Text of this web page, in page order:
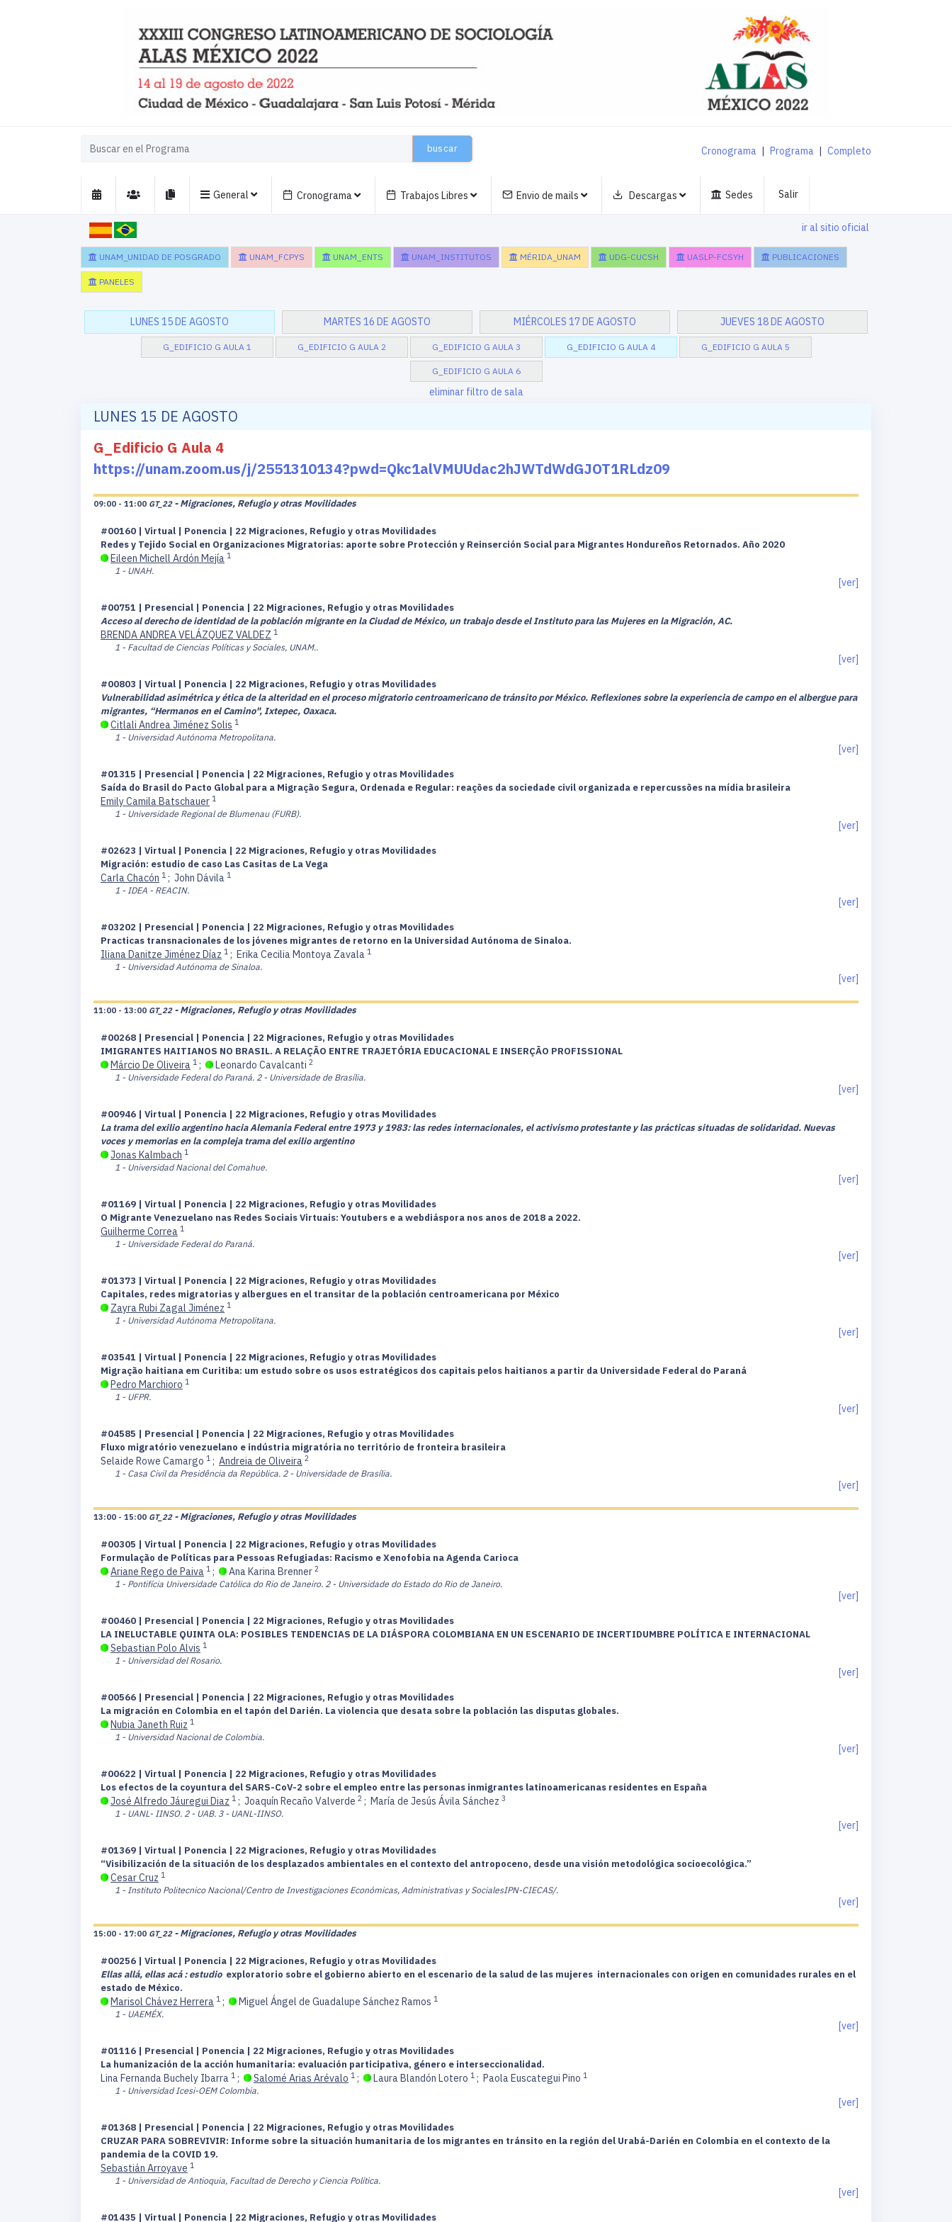
buscar Cronograma | Programa | Completo
General Cronograma Trabajos Libres Envio de mails Descargas Sedes Salir
ir al sitio oficial
UNAM_UNIDAD DE POSGRADO UNAM_FCPYS UNAM_ENTS UNAM_INSTITUTOS MÉRIDA_UNAM UDG-CUCSH UASLP-FCSYH PUBLICACIONES
PANELES
LUNES 15 DE AGOSTO MARTES 16 DE AGOSTO MIÉRCOLES 17 DE AGOSTO JUEVES 18 DE AGOSTO
G_EDIFICIO G AULA 1 G_EDIFICIO G AULA 2 G_EDIFICIO G AULA 3 G_EDIFICIO G AULA 4 G_EDIFICIO G AULA 5
G_EDIFICIO G AULA 6
eliminar filtro de sala
LUNES 15 DE AGOSTO
G_Edificio G Aula 4
https://unam.zoom.us/j/2551310134?pwd=Qkc1alVMUUdac2hJWTdWdGJOT1RLdz09
09:00 - 11:00 GT_22 - Migraciones, Refugio y otras Movilidades
#00160 | Virtual | Ponencia | 22 Migraciones, Refugio y otras Movilidades
Redes y Tejido Social en Organizaciones Migratorias: aporte sobre Protección y Reinserción Social para Migrantes Hondureños Retornados. Año 2020
Eileen Michell Ardón Mejía 1
1 - UNAH.
[ver]
#00751 | Presencial | Ponencia | 22 Migraciones, Refugio y otras Movilidades
Acceso al derecho de identidad de lapoblación migrante en la Ciudad de México, un trabajo desde el Instituto para las Mujeres en la Migración, AC.
BRENDA ANDREA VELÁZQUEZ VALDEZ 1
1 - Facultad de Ciencias Políticas y Sociales, UNAM..
[ver]
#00803 | Virtual | Ponencia | 22 Migraciones, Refugio y otras Movilidades
Vulnerabilidad asimétrica y ética de la alteridad en el proceso migratorio centroamericano de tránsito por México. Reflexiones sobre la experiencia de campo en el albergue para
migrantes, “Hermanos en el Camino", Ixtepec, Oaxaca.
Citlali Andrea Jiménez Solis 1
1 - Universidad Autónoma Metropolitana.
[ver]
#01315 | Presencial | Ponencia | 22 Migraciones, Refugio y otras Movilidades
Saída do Brasil do Pacto Global para a Migração Segura, Ordenada e Regular: reações da sociedade civil organizada e repercussões na mídia brasileira
Emily Camila Batschauer 1
1 - Universidade Regional de Blumenau (FURB).
[ver]
#02623 | Virtual | Ponencia | 22 Migraciones, Refugio y otras Movilidades
Migración: estudio de caso Las Casitas de La Vega
Carla Chacón 1 ; John Dávila 1
1 - IDEA - REACIN.
[ver]
#03202 | Presencial | Ponencia | 22 Migraciones, Refugio y otras Movilidades
Practicas transnacionales de los jóvenes migrantes de retorno en la Universidad Autónoma de Sinaloa.
Iliana Danitze Jiménez Díaz 1 ; Erika Cecilia Montoya Zavala 1
1 - Universidad Autónoma de Sinaloa.
[ver]
11:00 - 13:00 GT_22 - Migraciones, Refugio y otras Movilidades
#00268 | Presencial | Ponencia | 22 Migraciones, Refugio y otras Movilidades
IMIGRANTES HAITIANOS NO BRASIL. A RELAÇÃO ENTRE TRAJETÓRIA EDUCACIONAL E INSERÇÃO PROFISSIONAL
Márcio De Oliveira 1 ; Leonardo Cavalcanti 2
1 - Universidade Federal do Paraná. 2 - Universidade de Brasília.
[ver]
#00946 | Virtual | Ponencia | 22 Migraciones, Refugio y otras Movilidades
La trama del exilio argentino hacia Alemania Federal entre 1973 y 1983: las redes internacionales, el activismo protestante y las prácticas situadas de solidaridad. Nuevas
voces y memorias en la compleja trama del exilio argentino
Jonas Kalmbach 1
1 - Universidad Nacional del Comahue.
[ver]
#01169 | Virtual | Ponencia | 22 Migraciones, Refugio y otras Movilidades
O Migrante Venezuelano nas Redes Sociais Virtuais: Youtubers e a webdiáspora nos anos de 2018 a 2022.
Guilherme Correa 1
1 - Universidade Federal do Paraná.
[ver]
#01373 | Virtual | Ponencia | 22 Migraciones, Refugio y otras Movilidades
Capitales, redes migratorias y albergues en el transitar de la población centroamericana por México
Zayra Rubi Zagal Jiménez 1
1 - Universidad Autónoma Metropolitana.
[ver]
#03541 | Virtual | Ponencia | 22 Migraciones, Refugio y otras Movilidades
Migração haitiana em Curitiba: um estudo sobre os usos estratégicos dos capitais pelos haitianos a partir da Universidade Federal do Paraná
Pedro Marchioro 1
1 - UFPR.
[ver]
#04585 | Presencial | Ponencia | 22 Migraciones, Refugio y otras Movilidades
Fluxo migratório venezuelano e indústria migratória no território de fronteira brasileira
Selaide Rowe Camargo 1 ; Andreia de Oliveira 2
1 - Casa Civil da Presidência da República. 2 - Universidade de Brasília.
[ver]
13:00 - 15:00 GT_22 - Migraciones, Refugio y otras Movilidades
#00305 | Virtual | Ponencia | 22 Migraciones, Refugio y otras Movilidades
Formulação de Políticas para Pessoas Refugiadas: Racismo e Xenofobia na Agenda Carioca
Ariane Rego de Paiva 1 ; Ana Karina Brenner 2
1 - Pontifícia Universidade Católica do Rio de Janeiro. 2 - Universidade do Estado do Rio de Janeiro.
[ver]
#00460 | Presencial | Ponencia | 22 Migraciones, Refugio y otras Movilidades
LA INELUCTABLE QUINTA OLA: POSIBLES TENDENCIAS DE LA DIÁSPORA COLOMBIANA EN UN ESCENARIO DE INCERTIDUMBRE POLÍTICA E INTERNACIONAL
Sebastian Polo Alvis 1
1 - Universidad del Rosario.
[ver]
#00566 | Presencial | Ponencia | 22 Migraciones, Refugio y otras Movilidades
La migración en Colombia en el tapón del Darién. La violencia que desata sobre la población las disputas globales.
Nubia Janeth Ruiz 1
1 - Universidad Nacional de Colombia.
[ver]
#00622 | Virtual | Ponencia | 22 Migraciones, Refugio y otras Movilidades
Los efectos de la coyuntura del SARS-CoV-2 sobre el empleo entre las personas inmigrantes latinoamericanas residentes en España
José Alfredo Jáuregui Diaz 1 ; Joaquín Recaño Valverde 2 ; María de Jesús Ávila Sánchez 3
1 - UANL- IINSO. 2 - UAB. 3 - UANL-IINSO.
[ver]
#01369 | Virtual | Ponencia | 22 Migraciones, Refugio y otras Movilidades
“Visibilización de la situación de los desplazados ambientales en el contexto del antropoceno, desde una visión metodológica socioecológica.”
Cesar Cruz 1
1 - Instituto Politecnico Nacional/Centro de Investigaciones Económicas, Administrativas y SocialesIPN-CIECAS/.
[ver]
15:00 - 17:00 GT_22 - Migraciones, Refugio y otras Movilidades
#00256 | Virtual | Ponencia | 22 Migraciones, Refugio y otras Movilidades
Ellas allá, ellas acá : estudio exploratorio sobre el gobierno abierto en el escenario de la salud de las mujeres internacionales con origen en comunidades rurales en el
estado de México.
Marisol Chávez Herrera 1 ; Miguel Ángel de Guadalupe Sánchez Ramos 1
1 - UAEMÉX.
[ver]
#01116 | Presencial | Ponencia | 22 Migraciones, Refugio y otras Movilidades
La humanización de la acción humanitaria: evaluación participativa, género e interseccionalidad.
Lina Fernanda Buchely Ibarra 1 ; Salomé Arias Arévalo 1 ; Laura Blandón Lotero 1 ; Paola Euscategui Pino 1
1 - Universidad Icesi-OEM Colombia.
[ver]
#01368 | Presencial | Ponencia | 22 Migraciones, Refugio y otras Movilidades
CRUZAR PARA SOBREVIVIR: Informe sobre la situación humanitaria de los migrantes en tránsito en la región del Urabá-Darién en Colombia en el contexto de la
pandemia de la COVID 19.
Sebastián Arroyave 1
1 - Universidad de Antioquia, Facultad de Derecho y Ciencia Política.
[ver]
#01435 | Virtual | Ponencia | 22 Migraciones, Refugio y otras Movilidades